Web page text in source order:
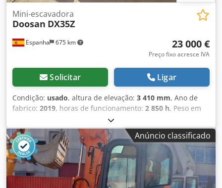
Espanha 675 km
Mini-escavadora
Doosan DX35Z
23 000 €
Preço fixo acresce IVA
Solicitar Ligar
Condição: usado, altura de elevação: 3 410 mm, Ano de
fabrico: 2019, horas de funcionamento: 2 850 h, Peso em
vazio: 3.500 kg Dimensões (C x L x A): 465 x 170 x 252 cm
Dkjdeyn En Ujpfx Aaior
Anúncio classificado